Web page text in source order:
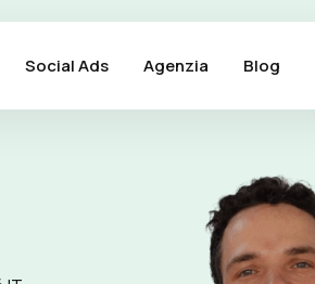
Social Ads Agenzia Blog